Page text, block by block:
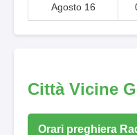
Agosto 16
Città Vicine
Orari preghiera